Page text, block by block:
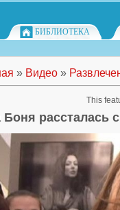
БИБЛИОТЕКА
» Видео »
Боня рассталась
This